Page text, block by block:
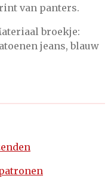
van panters.
broekje:
jeans, blauw